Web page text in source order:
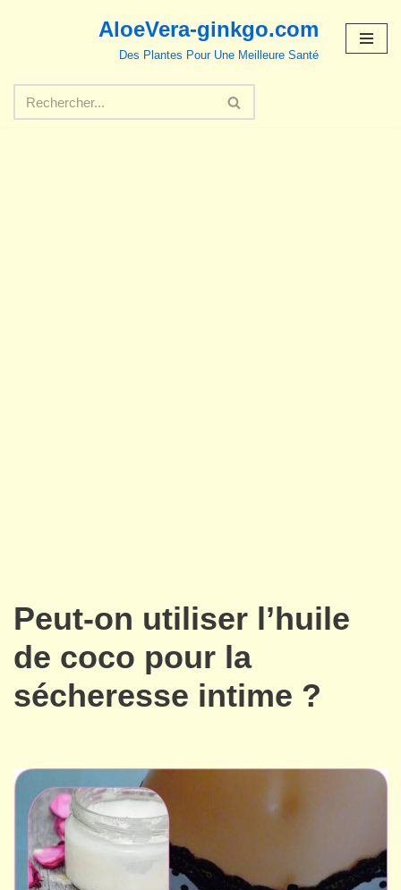
contenu
AloeVera-ginkgo.com
Des Plantes Pour Une Meilleure Santé
Peut-on utiliser l’huile
de coco pour la
sécheresse intime ?